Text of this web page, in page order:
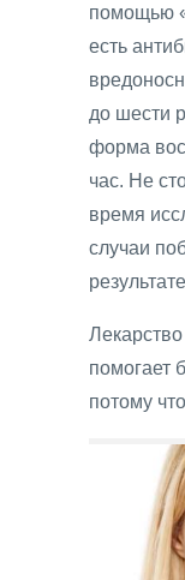
помощью
есть
до шести
форма
час. Не
время
случаи
помогает
потому